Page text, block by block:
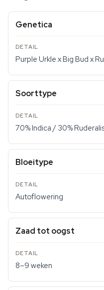
Genetica
Purple Urkle x Big Bud x
Soorttype
70% Indica / 30%
Bloeitype
Autoflowering
Zaad tot oogst
8–9 weken